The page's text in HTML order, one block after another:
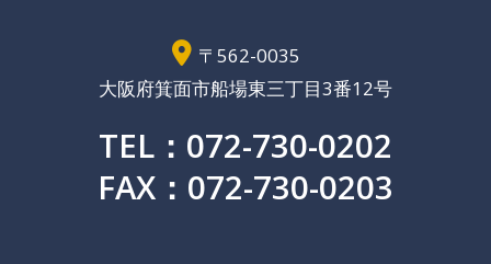
〒562-0035
大阪府箕面市船場東三丁目3番12号
TEL：072-730-0202
FAX：072-730-0203